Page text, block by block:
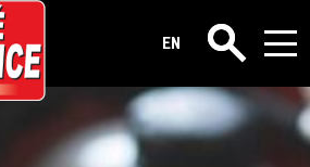
EN Rechercher